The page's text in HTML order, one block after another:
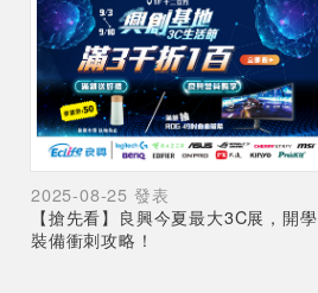
2025-08-25 發表
【搶先看】良興今夏最大3C展，開學
裝備衝刺攻略！